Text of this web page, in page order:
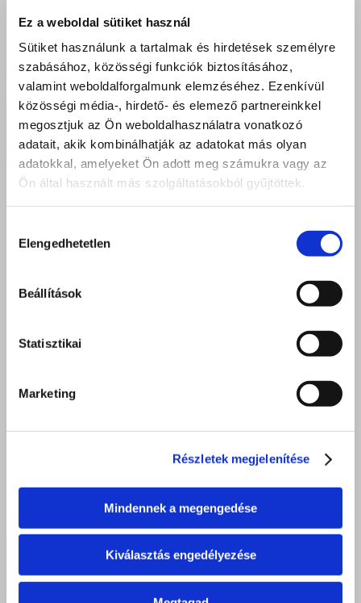
Ez a weboldal sütiket használ
Sütiket használunk a tartalmak és hirdetések személyre
szabásához, közösségi funkciók biztosításához,
valamint weboldalforgalmunk elemzéséhez. Ezenkívül
közösségi média-, hirdető- és elemező partnereinkkel
megosztjuk az Ön weboldalhasználatra vonatkozó
adatait, akik kombinálhatják az adatokat más olyan
adatokkal, amelyeket Ön adott meg számukra vagy az
Ön által használt más szolgáltatásokból gyűjtöttek.
kiválasztása
Elengedhetetlen
Beállítások
Statisztikai
Marketing
Részletek megjelenítése
Mindennek a megengedése
Kiválasztás engedélyezése
Sikeres szakmai vizsgák Kisvárdán – Új pincérek és szakácsok
indulnak a vendéglátás világába
2026 június 23.